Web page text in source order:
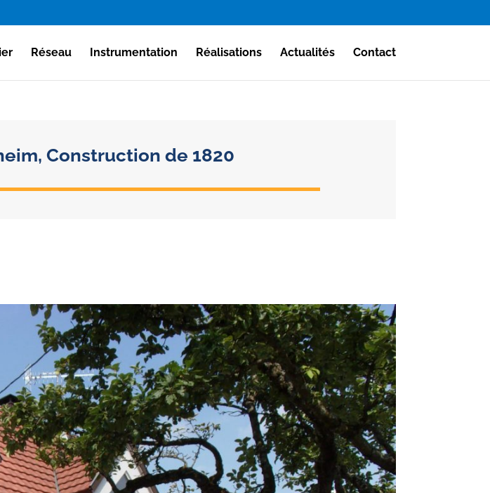
Réseau Instrumentation Réalisations Actualités Contact
Construction de 1820